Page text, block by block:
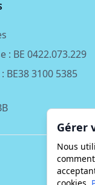
: BE 0422.073.229
BE38 3100 5385
Gérer
Nous